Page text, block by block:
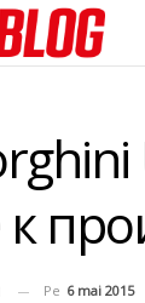
Pe 6 mai 2015